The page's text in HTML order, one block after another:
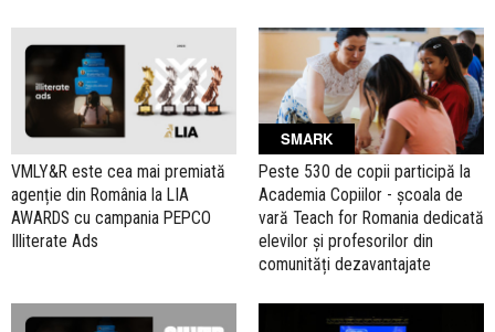
VMLY&R este cea mai premiată
agenție din România la LIA
AWARDS cu campania PEPCO
Illiterate Ads
SMARK
Peste 530 de copii participă la
Academia Copiilor - școala de
vară Teach for Romania dedicată
elevilor și profesorilor din
comunități dezavantajate